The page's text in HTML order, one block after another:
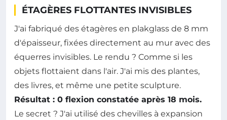
ÉTAGÈRES FLOTTANTES INVISIBLES
J'ai fabriqué des étagères en plakglass de 8 mm
d'épaisseur, fixées directement au mur avec des
équerres invisibles. Le rendu ? Comme si les
objets flottaient dans l'air. J'ai mis des plantes,
des livres, et même une petite sculpture.
Résultat : 0 flexion constatée après 18 mois.
Le secret ? J'ai utilisé des chevilles à expansion